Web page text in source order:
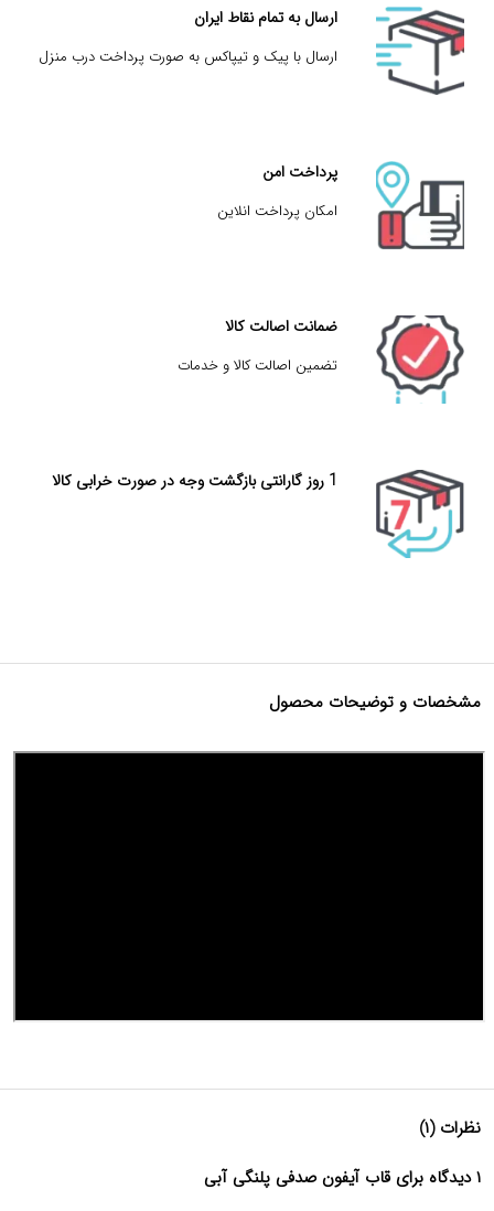
ارسال به تمام نقاط ایران
ارسال با پیک و تیپاکس به صورت پرداخت درب منزل
پرداخت امن
امکان پرداخت انلاین
ضمانت اصالت کالا
تضمین اصالت کالا و خدمات
1 روز گارانتی بازگشت وجه در صورت خرابی کالا
مشخصات و توضیحات محصول
نظرات (۱)
۱ دیدگاه برای قاب آیفون صدفی پلنگی آبی